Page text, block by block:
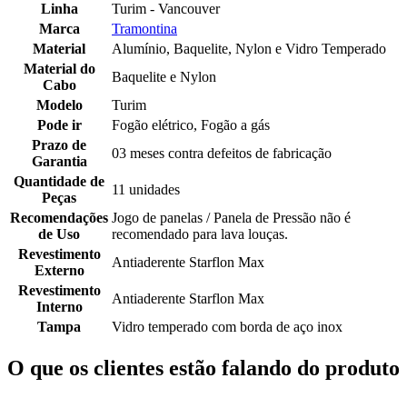
Linha
Turim - Vancouver
Marca
Tramontina
Material
Alumínio, Baquelite, Nylon e Vidro Temperado
Material do
Cabo
Baquelite e Nylon
Modelo
Turim
Pode ir
Fogão elétrico, Fogão a gás
Prazo de
Garantia
03 meses contra defeitos de fabricação
Quantidade de
Peças
11 unidades
Recomendações
de Uso
Jogo de panelas / Panela de Pressão não é
recomendado para lava louças.
Revestimento
Externo
Antiaderente Starflon Max
Revestimento
Interno
Antiaderente Starflon Max
Tampa
Vidro temperado com borda de aço inox
O que os clientes estão falando do produto